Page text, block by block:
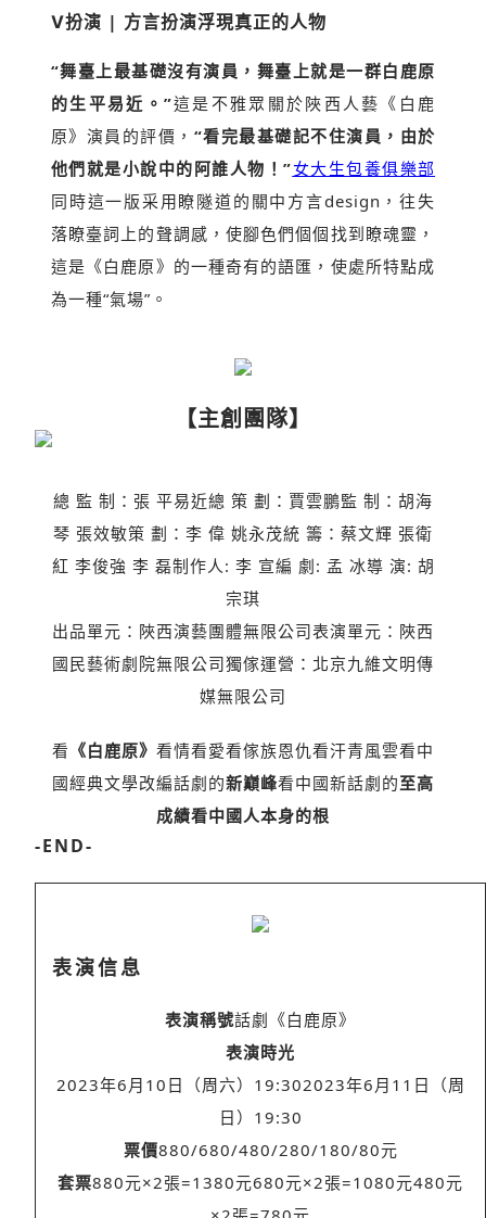
Ⅴ扮演 | 方言扮演浮現真正的人物
“舞臺上最基礎沒有演員，舞臺上就是一群白鹿原
的生平易近。”這是不雅眾關於陜西人藝《白鹿
原》演員的評價， “看完最基礎記不住演員，由於
他們就是小說中的阿誰人物！”女大生包養俱樂部
同時這一版采用瞭隧道的關中方言design，往失
落瞭臺詞上的聲調感，使腳色們個個找到瞭魂靈，
這是《白鹿原》的一種奇有的語匯，使處所特點成
為一種“氣場”。
【主創團隊】
總 監 制：張 平易近總 策 劃：賈雲鵬監 制：胡海
琴 張效敏策 劃：李 偉 姚永茂統 籌：蔡文輝 張衛
紅 李俊強 李 磊制作人: 李 宣編 劇: 孟 冰導 演: 胡
宗琪
出品單元：陜西演藝團體無限公司表演單元：陜西
國民藝術劇院無限公司獨傢運營：北京九維文明傳
媒無限公司
看 《白鹿原》 看情看愛看傢族恩仇看汗青風雲看中
國經典文學改編話劇的新巔峰看中國新話劇的至高
成績看中國人本身的根
-END-
表演信息
表演稱號話劇《白鹿原》
表演時光
2023年6月10日（周六）19:302023年6月11日（周
日）19:30
票價880/680/480/280/180/80元
套票880元×2張=1380元680元×2張=1080元480元